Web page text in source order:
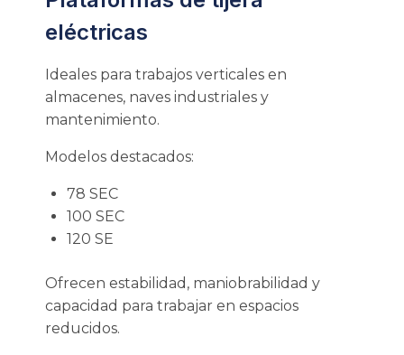
eléctricas
Ideales para trabajos verticales en
almacenes, naves industriales y
mantenimiento.
Modelos destacados:
78 SEC
100 SEC
120 SE
Ofrecen estabilidad, maniobrabilidad y
capacidad para trabajar en espacios
reducidos.